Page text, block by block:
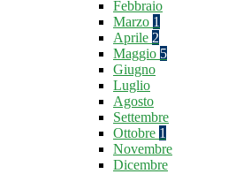
Febbraio
Marzo 1
Aprile 2
Maggio 5
Giugno
Luglio
Agosto
Settembre
Ottobre 1
Novembre
Dicembre